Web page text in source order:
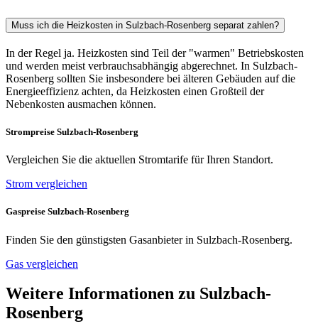
Muss ich die Heizkosten in Sulzbach-Rosenberg separat zahlen?
In der Regel ja. Heizkosten sind Teil der "warmen" Betriebskosten
und werden meist verbrauchsabhängig abgerechnet. In Sulzbach-
Rosenberg sollten Sie insbesondere bei älteren Gebäuden auf die
Energieeffizienz achten, da Heizkosten einen Großteil der
Nebenkosten ausmachen können.
Strompreise Sulzbach-Rosenberg
Vergleichen Sie die aktuellen Stromtarife für Ihren Standort.
Strom vergleichen
Gaspreise Sulzbach-Rosenberg
Finden Sie den günstigsten Gasanbieter in Sulzbach-Rosenberg.
Gas vergleichen
Weitere Informationen zu Sulzbach-
Rosenberg